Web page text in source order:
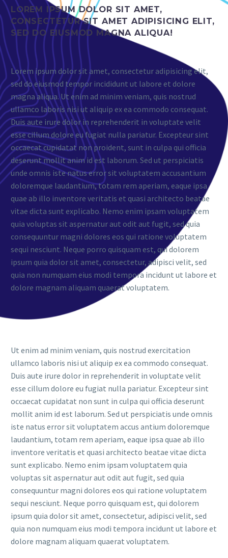
LOREM IPSUM DOLOR SIT AMET,
CONSECTETUR SIT AMET ADIPISICING ELIT,
SED DO EIUSMOD MAGNA ALIQUA!
Lorem ipsum dolor sit amet, consectetur adipisicing elit,
sed do eiusmod tempor incididunt ut labore et dolore
magna aliqua. Ut enim ad minim veniam, quis nostrud
ullamco laboris nisi ut aliquip ex ea commodo consequat.
Duis aute irure dolor in reprehenderit in voluptate velit
esse cillum dolore eu fugiat nulla pariatur. Excepteur sint
occaecat cupidatat non proident, sunt in culpa qui officia
deserunt mollit anim id est laborum. Sed ut perspiciatis
unde omnis iste natus error sit voluptatem accusantium
doloremque laudantium, totam rem aperiam, eaque ipsa
quae ab illo inventore veritatis et quasi architecto beatae
vitae dicta sunt explicabo. Nemo enim ipsam voluptatem
quia voluptas sit aspernatur aut odit aut fugit, sed quia
consequuntur magni dolores eos qui ratione voluptatem
sequi nesciunt. Neque porro quisquam est, qui dolorem
ipsum quia dolor sit amet, consectetur, adipisci velit, sed
quia non numquam eius modi tempora incidunt ut labore et
dolore magnam aliquam quaerat voluptatem.
Ut enim ad minim veniam, quis nostrud exercitation
ullamco laboris nisi ut aliquip ex ea commodo consequat.
Duis aute irure dolor in reprehenderit in voluptate velit
esse cillum dolore eu fugiat nulla pariatur. Excepteur sint
occaecat cupidatat non sunt in culpa qui officia deserunt
mollit anim id est laborum. Sed ut perspiciatis unde omnis
iste natus error sit voluptatem accus antium doloremque
laudantium, totam rem aperiam, eaque ipsa quae ab illo
inventore veritatis et quasi architecto beatae vitae dicta
sunt explicabo. Nemo enim ipsam voluptatem quia
voluptas sit aspernatur aut odit aut fugit, sed quia
consequuntur magni dolores eos qui ratione voluptatem
sequi nesciunt. Neque porro quisquam est, qui dolorem
ipsum quia dolor sit amet, consectetur, adipisci velit, sed
quia non numquam eius modi tempora incidunt ut labore et
dolore magnam aliquam quaerat voluptatem.